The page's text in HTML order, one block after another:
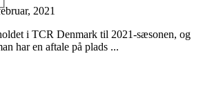
2021
i TCR Denmark til 2021-sæsonen, og
har en aftale på plads ...